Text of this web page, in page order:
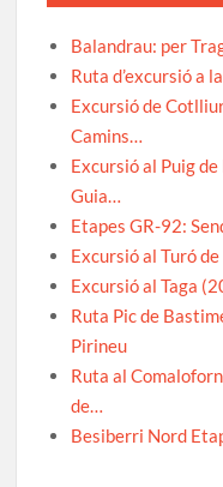
Balandrau: per
Ruta d’excursió a
Excursió de
Camins…
Excursió al Puig
Guia…
Etapes GR-92:
Excursió al Turó
Excursió al Taga
Ruta Pic de
Pirineu
Ruta al
de…
Besiberri Nord